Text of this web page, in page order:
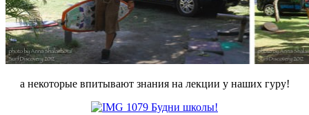
а некоторые впитывают знания на лекции у наших гуру!